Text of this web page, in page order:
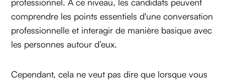
comprendre les points essentiels d'une conversation
professionnelle et interagir de manière basique avec
les personnes autour d’eux.
Cependant, cela ne veut pas dire que lorsque vous